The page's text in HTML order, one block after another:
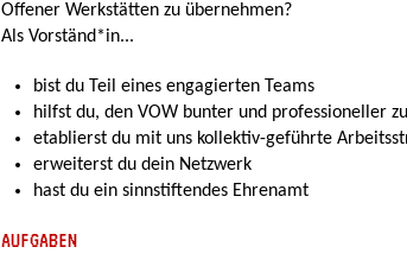
Offener Werkstätten zu übernehmen?
Als Vorständ*in...
bist du Teil eines engagierten Teams
hilfst du, den VOW bunter und professioneller
etablierst du mit uns kollektiv-geführte
erweiterst du dein Netzwerk
hast du ein sinnstiftendes Ehrenamt
AUFGABEN